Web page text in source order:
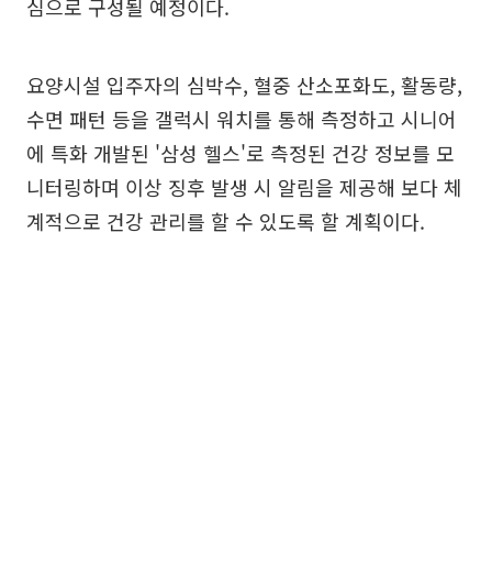
심으로 구성될 예정이다.
요양시설 입주자의 심박수, 혈중 산소포화도, 활동량,
수면 패턴 등을 갤럭시 워치를 통해 측정하고 시니어
에 특화 개발된 '삼성 헬스'로 측정된 건강 정보를 모
니터링하며 이상 징후 발생 시 알림을 제공해 보다 체
계적으로 건강 관리를 할 수 있도록 할 계획이다.